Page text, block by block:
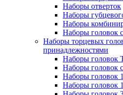
Наборы отверток
Наборы
Наборы
Наборы головок
Наборы торцевых
принадлежностями
Наборы головок
Наборы головок
Наборы головок
Наборы головок